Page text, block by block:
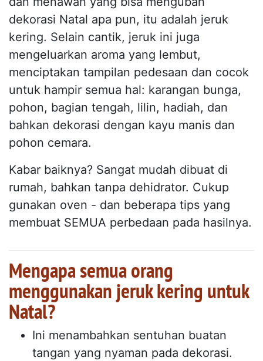
dekorasi Natal apa pun, itu adalah jeruk
kering. Selain cantik, jeruk ini juga
mengeluarkan aroma yang lembut,
menciptakan tampilan pedesaan dan cocok
untuk hampir semua hal: karangan bunga,
pohon, bagian tengah, lilin, hadiah, dan
bahkan dekorasi dengan kayu manis dan
pohon cemara.
Kabar baiknya? Sangat mudah dibuat di
rumah, bahkan tanpa dehidrator. Cukup
gunakan oven - dan beberapa tips yang
membuat SEMUA perbedaan pada hasilnya.
Mengapa semua orang
menggunakan jeruk kering untuk
Natal?
Ini menambahkan sentuhan buatan
tangan yang nyaman pada dekorasi.